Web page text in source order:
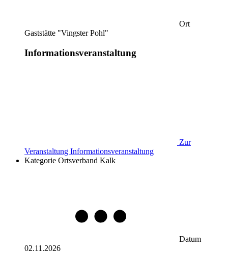
Ort
Gaststätte "Vingster Pohl"
Informationsveranstaltung
Zur
Veranstaltung Informationsveranstaltung
Kategorie Ortsverband Kalk
Datum
02.11.2026